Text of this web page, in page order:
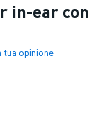
in-ear con
tua opinione